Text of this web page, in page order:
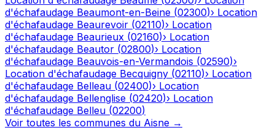
d'échafaudage Beaumont-en-Beine (02300)› Location
d'échafaudage Beaurevoir (02110)› Location
d'échafaudage Beaurieux (02160)› Location
d'échafaudage Beautor (02800)› Location
d'échafaudage Beauvois-en-Vermandois (02590)›
Location d'échafaudage Becquigny (02110)› Location
d'échafaudage Belleau (02400)› Location
d'échafaudage Bellenglise (02420)› Location
d'échafaudage Belleu (02200)
Voir toutes les communes du Aisne →